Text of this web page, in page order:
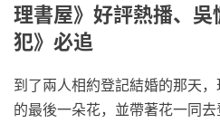
理書屋》好評熱播、
犯》必追
到了兩人相約登記結婚的那天
的最後一朵花，並帶著花一同